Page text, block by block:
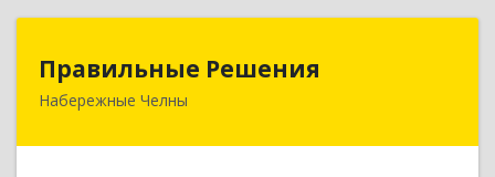
Правильные Решения
Набережные Челны
423832, Татарстан Респ, Набережные Челны г,